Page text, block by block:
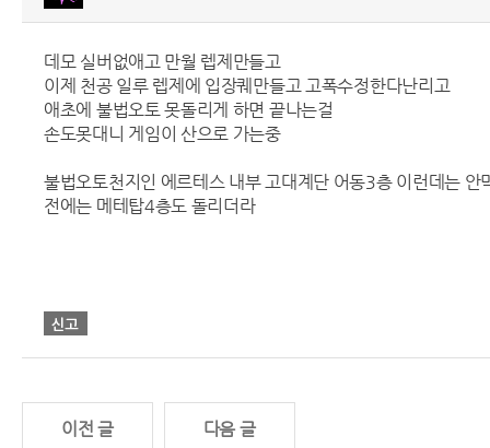
데모 실버없애고 만월 렙제만들고
이제 천공 일루 렙제에 입장퀘만들고 고폭수정한다난리고
애초에 불법오토 못돌리게 하면 끝나는걸
손도못대니 게임이 산으로 가는중
불법오토천지인 에르테스 내부 고대계단 어동3층 이런데는 안
전에는 메테탑4층도 돌리더라
이전 글 다음 글